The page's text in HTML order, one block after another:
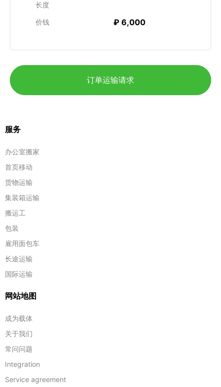
长度
价钱 ₽ 6,000
订单运输请求
服务
办公室搬家
首页移动
货物运输
集装箱运输
搬运工
包装
雇用面包车
长途运输
国际运输
网站地图
成为载体
关于我们
常问问题
Integration
Service agreement